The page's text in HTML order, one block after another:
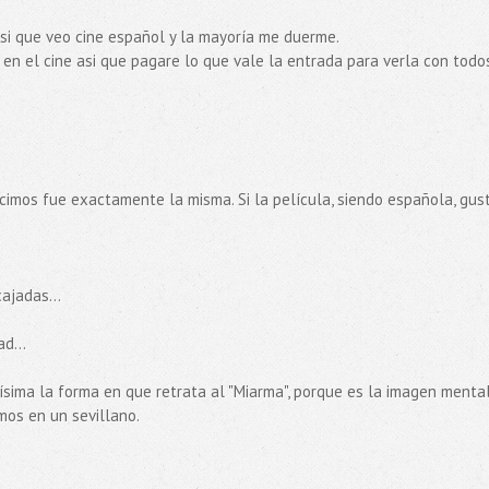
que veo cine español y la mayoría me duerme.
el cine asi que pagare lo que vale la entrada para verla con
fue exactamente la misma. Si la película, siendo española,
la forma en que retrata al "Miarma", porque es la imagen
en un sevillano.